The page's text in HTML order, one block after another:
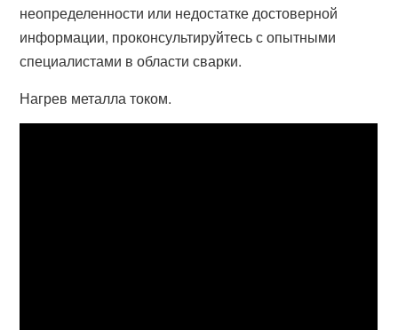
неопределенности или недостатке достоверной
информации, проконсультируйтесь с опытными
специалистами в области сварки.
Нагрев металла током.